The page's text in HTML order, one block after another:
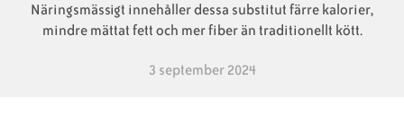
Näringsmässigt innehåller dessa substitut färre kalorier,
mindre mättat fett och mer fiber än traditionellt kött.
3 september 2024